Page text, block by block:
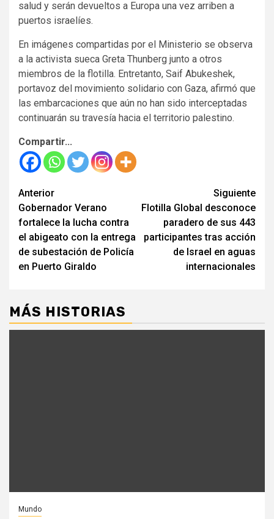
salud y serán devueltos a Europa una vez arriben a
puertos israelíes.
En imágenes compartidas por el Ministerio se observa
a la activista sueca Greta Thunberg junto a otros
miembros de la flotilla. Entretanto, Saif Abukeshek,
portavoz del movimiento solidario con Gaza, afirmó que
las embarcaciones que aún no han sido interceptadas
continuarán su travesía hacia el territorio palestino.
Compartir...
Seguir
leyendo
Anterior
Gobernador Verano
fortalece la lucha contra
el abigeato con la entrega
de subestación de Policía
en Puerto Giraldo
Siguiente
Flotilla Global desconoce
paradero de sus 443
participantes tras acción
de Israel en aguas
internacionales
MÁS HISTORIAS
Mundo